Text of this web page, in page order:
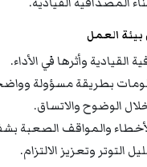
بيئة العمل
القيادية وأثرها في الأداء.
بطريقة مسؤولة
الوضوح والاتساق.
والمواقف الصعبة
التوتر وتعزيز الالتزام.